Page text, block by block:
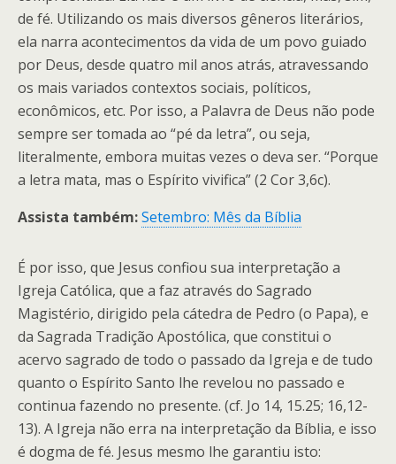
de fé. Utilizando os mais diversos gêneros literários,
ela narra acontecimentos da vida de um povo guiado
por Deus, desde quatro mil anos atrás, atravessando
os mais variados contextos sociais, políticos,
econômicos, etc. Por isso, a Palavra de Deus não pode
sempre ser tomada ao “pé da letra”, ou seja,
literalmente, embora muitas vezes o deva ser. “Porque
a letra mata, mas o Espírito vivifica” (2 Cor 3,6c).
Assista também:Setembro: Mês da Bíblia
É por isso, que Jesus confiou sua interpretação a
Igreja Católica, que a faz através do Sagrado
Magistério, dirigido pela cátedra de Pedro (o Papa), e
da Sagrada Tradição Apostólica, que constitui o
acervo sagrado de todo o passado da Igreja e de tudo
quanto o Espírito Santo lhe revelou no passado e
continua fazendo no presente. (cf. Jo 14, 15.25; 16,12-
13). A Igreja não erra na interpretação da Bíblia, e isso
é dogma de fé. Jesus mesmo lhe garantiu isto: